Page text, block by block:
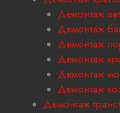
Демонтаж
Демонтаж
Демонтаж
Демонтаж
Демонтаж
Демонтаж
Демонтаж